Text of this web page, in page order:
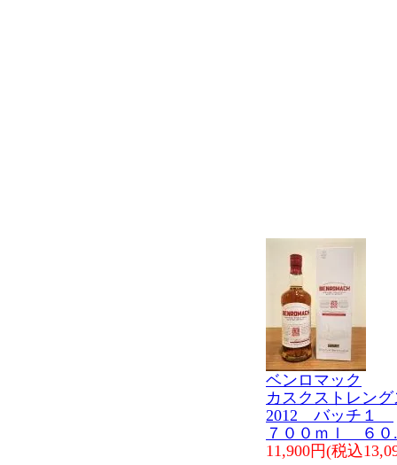
ベンロマック
カスクストレン
2012 バッチ１
７００ｍｌ ６
11,900円(税込